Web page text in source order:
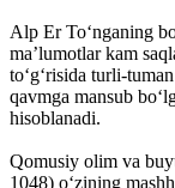
Alp Er To‘nganing
ma’lumotlar kam
to‘g‘risida turli-
qavmga mansub
hisoblanadi.
Qomusiy olim va
1048) o‘zining